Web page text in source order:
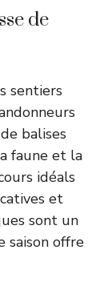
de
sentiers
balises
faune et la
idéals
et
sont un
saison offre